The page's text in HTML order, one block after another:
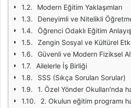
Modern Eğitim Yaklaşımları
Deneyimli ve Nitelikli
Öğrenci Odaklı Eğitim
Zengin Sosyal ve Kültürel
Güvenli ve Modern Fiziksel
Ailelerle İş Birliği
SSS (Sıkça Sorulan Sorular)
1. Özel Yönder Okulları'nda hangi
2. Okulun eğitim programı